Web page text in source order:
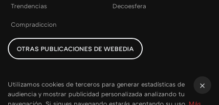
Trendencias Decoesfera
Compradiccion
OTRAS PUBLICACIONES DE WEBEDIA
Utilizamos cookies de terceros para generar estadísticas de
audiencia y mostrar publicidad personalizada analizando tu